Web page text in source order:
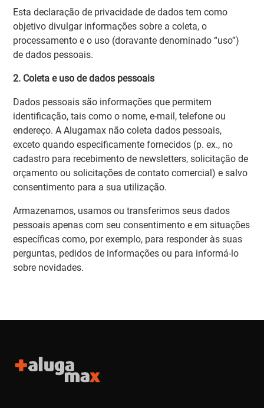
Esta declaração de privacidade de dados tem como
objetivo divulgar informações sobre a coleta, o
processamento e o uso (doravante denominado “uso”)
de dados pessoais.
2. Coleta e uso de dados pessoais
Dados pessoais são informações que permitem
identificação, tais como o nome, e-mail, telefone ou
endereço. A Alugamax não coleta dados pessoais,
exceto quando especificamente fornecidos (p. ex., no
cadastro para recebimento de newsletters, solicitação de
orçamento ou solicitações de contato comercial) e salvo
consentimento para a sua utilização.
Armazenamos, usamos ou transferimos seus dados
pessoais apenas com seu consentimento e em situações
específicas como, por exemplo, para responder às suas
perguntas, pedidos de informações ou para informá-lo
sobre novidades.